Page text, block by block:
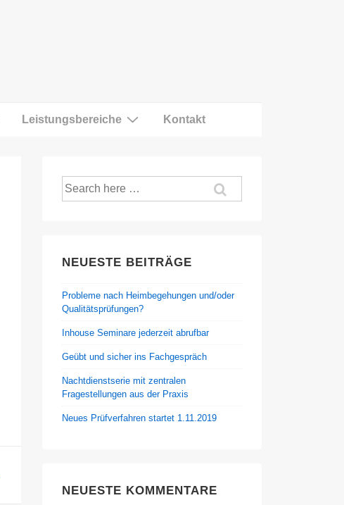
Leistungsbereiche Kontakt
Suche
nach:
NEUESTE BEITRÄGE
Probleme nach Heimbegehungen und/oder
Qualitätsprüfungen?
Inhouse Seminare jederzeit abrufbar
Geübt und sicher ins Fachgespräch
Nachtdienstserie mit zentralen
Fragestellungen aus der Praxis
Neues Prüfverfahren startet 1.11.2019
NEUESTE KOMMENTARE